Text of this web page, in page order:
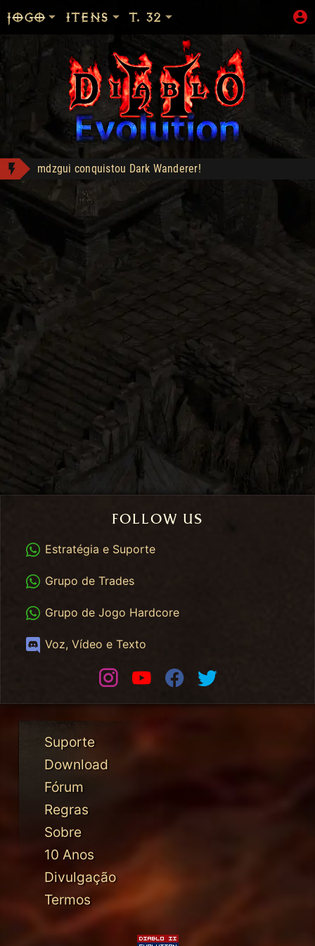
mdzgui conquistou Dark Wanderer!
Tyrael's Might - Compra: 900
ZC_MorreNaoPlz morreu no Hardcore level 83, f
Shop: "Hire do Ato 5."
Bottled Demons - Lance: 50
Sanon conquistou Explorer!
Templar's Might - Compra: 600
JOGO ITENS T. 32
FOLLOW US
WhatsApp
Estratégia e Suporte
WhatsApp Trades
Grupo de Trades
WhatsApp HC
Grupo de Jogo Hardcore
Discord
Voz, Vídeo e Texto
InstagramYoutubeFacebook
Suporte
Download
Fórum
Regras
Sobre
10 Anos
Divulgação
Termos